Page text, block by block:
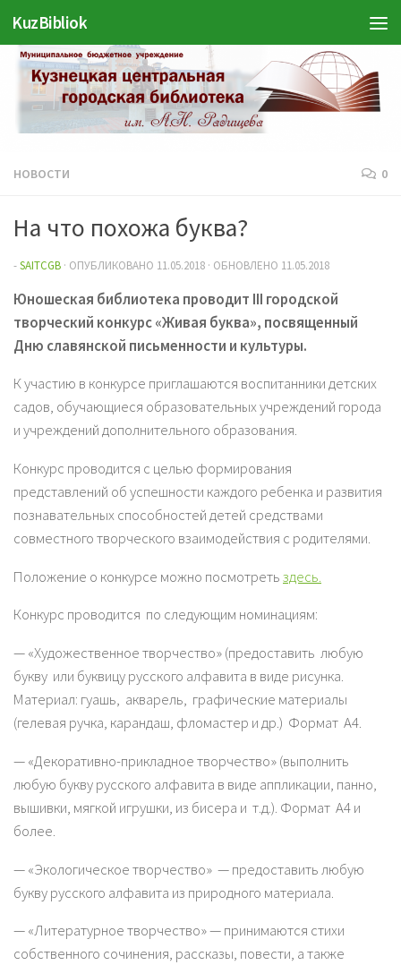
Перейти к содержимому
KuzBibliok
НОВОСТИ 0
На что похожа буква?
-SAITCGB · ОПУБЛИКОВАНО 11.05.2018 · ОБНОВЛЕНО 11.05.2018
Юношеская библиотека проводит III городской
творческий конкурс «Живая буква», посвященный
Дню славянской письменности и культуры.
К участию в конкурсе приглашаются воспитанники детских
садов, обучающиеся образовательных учреждений города
и учреждений дополнительного образования.
Конкурс проводится с целью формирования
представлений об успешности каждого ребенка и развития
познавательных способностей детей средствами
совместного творческого взаимодействия с родителями.
Положение о конкурсе можно посмотретьздесь.
Конкурс проводится по следующим номинациям:
— «Художественное творчество» (предоставить любую
букву или буквицу русского алфавита в виде рисунка.
Материал: гуашь, акварель, графические материалы
(гелевая ручка, карандаш, фломастер и др.) Формат А4.
— «Декоративно-прикладное творчество» (выполнить
любую букву русского алфавита в виде аппликации, панно,
вышивки, мягкой игрушки, из бисера и т.д.). Формат А4 и
более.
— «Экологическое творчество» — предоставить любую
букву русского алфавита из природного материала.
— «Литературное творчество» — принимаются стихи
собственного сочинения, рассказы, повести, а также